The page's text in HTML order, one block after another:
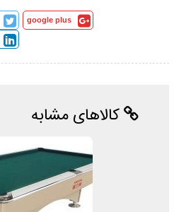
google plus
کالاهای مشابه